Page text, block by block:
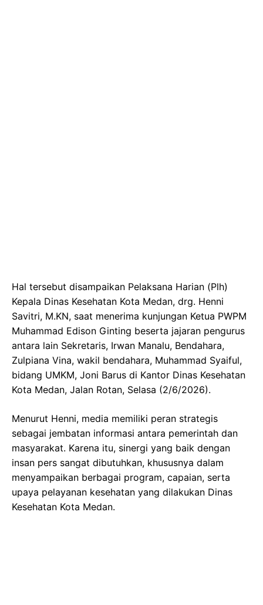
Hal tersebut disampaikan Pelaksana Harian (Plh)
Kepala Dinas Kesehatan Kota Medan, drg. Henni
Savitri, M.KN, saat menerima kunjungan Ketua PWPM
Muhammad Edison Ginting beserta jajaran pengurus
antara lain Sekretaris, Irwan Manalu, Bendahara,
Zulpiana Vina, wakil bendahara, Muhammad Syaiful,
bidang UMKM, Joni Barus di Kantor Dinas Kesehatan
Kota Medan, Jalan Rotan, Selasa (2/6/2026).
Menurut Henni, media memiliki peran strategis
sebagai jembatan informasi antara pemerintah dan
masyarakat. Karena itu, sinergi yang baik dengan
insan pers sangat dibutuhkan, khususnya dalam
menyampaikan berbagai program, capaian, serta
upaya pelayanan kesehatan yang dilakukan Dinas
Kesehatan Kota Medan.